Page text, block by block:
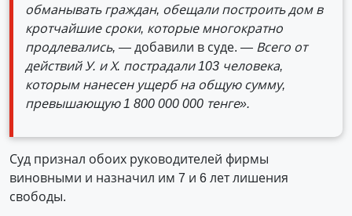
обманывать граждан, обещали построить дом в
кротчайшие сроки, которые многократно
продлевались, —добавили в суде. — Всего от
действий У. и Х. пострадали 103 человека,
которым нанесен ущерб на общую сумму,
превышающую 1 800 000 000 тенге».
Суд признал обоих руководителей фирмы
виновными и назначил им 7 и 6 лет лишения
свободы.